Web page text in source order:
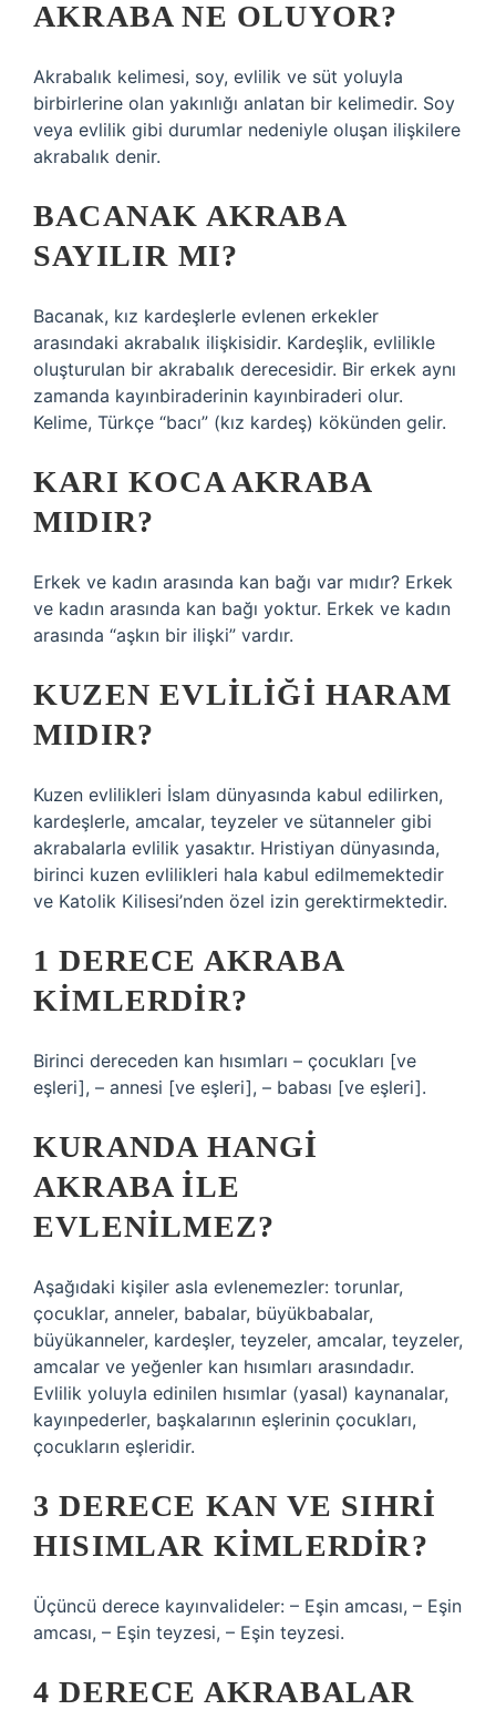
AKRABA NE OLUYOR?
Akrabalık kelimesi, soy, evlilik ve süt yoluyla
birbirlerine olan yakınlığı anlatan bir kelimedir. Soy
veya evlilik gibi durumlar nedeniyle oluşan ilişkilere
akrabalık denir.
BACANAK AKRABA
SAYILIR MI?
Bacanak, kız kardeşlerle evlenen erkekler
arasındaki akrabalık ilişkisidir. Kardeşlik, evlilikle
oluşturulan bir akrabalık derecesidir. Bir erkek aynı
zamanda kayınbiraderinin kayınbiraderi olur.
Kelime, Türkçe “bacı” (kız kardeş) kökünden gelir.
KARI KOCA AKRABA
MIDIR?
Erkek ve kadın arasında kan bağı var mıdır? Erkek
ve kadın arasında kan bağı yoktur. Erkek ve kadın
arasında “aşkın bir ilişki” vardır.
KUZEN EVLILIĞI HARAM
MIDIR?
Kuzen evlilikleri İslam dünyasında kabul edilirken,
kardeşlerle, amcalar, teyzeler ve sütanneler gibi
akrabalarla evlilik yasaktır. Hristiyan dünyasında,
birinci kuzen evlilikleri hala kabul edilmemektedir
ve Katolik Kilisesi’nden özel izin gerektirmektedir.
1 DERECE AKRABA
KIMLERDIR?
Birinci dereceden kan hısımları – çocukları [ve
eşleri], – annesi [ve eşleri], – babası [ve eşleri].
KURANDA HANGI
AKRABA ILE
EVLENILMEZ?
Aşağıdaki kişiler asla evlenemezler: torunlar,
çocuklar, anneler, babalar, büyükbabalar,
büyükanneler, kardeşler, teyzeler, amcalar, teyzeler,
amcalar ve yeğenler kan hısımları arasındadır.
Evlilik yoluyla edinilen hısımlar (yasal) kaynanalar,
kayınpederler, başkalarının eşlerinin çocukları,
çocukların eşleridir.
3 DERECE KAN VE SIHRI
HISIMLAR KIMLERDIR?
Üçüncü derece kayınvalideler: – Eşin amcası, – Eşin
amcası, – Eşin teyzesi, – Eşin teyzesi.
4 DERECE AKRABALAR